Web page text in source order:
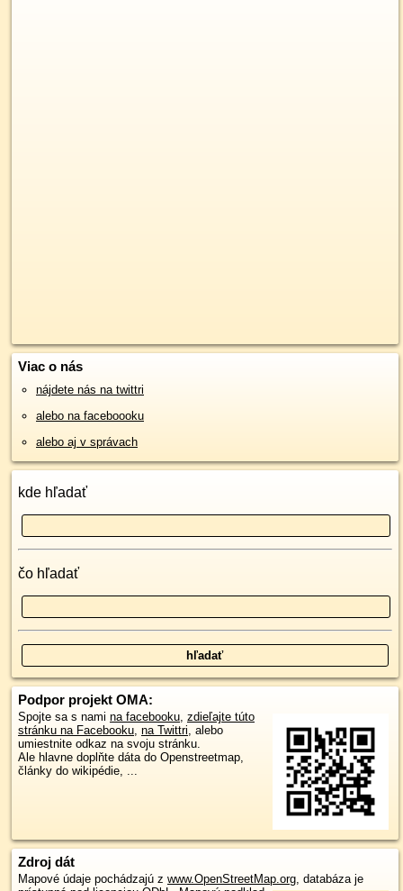
Viac o nás
nájdete nás na twittri
alebo na faceboooku
alebo aj v správach
kde hľadať
čo hľadať
Podpor projekt OMA:
Spojte sa s nami na facebooku, zdieľajte túto
stránku na Facebooku, na Twittri, alebo
umiestnite odkaz na svoju stránku.
Ale hlavne doplňte dáta do Openstreetmap,
články do wikipédie, ...
Zdroj dát
Mapové údaje pochádzajú z www.OpenStreetMap.org, databáza je